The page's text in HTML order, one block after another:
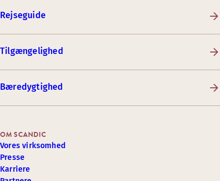
Rejseguide
Tilgængelighed
Bæredygtighed
OM SCANDIC
Vores virksomhed
Presse
Karriere